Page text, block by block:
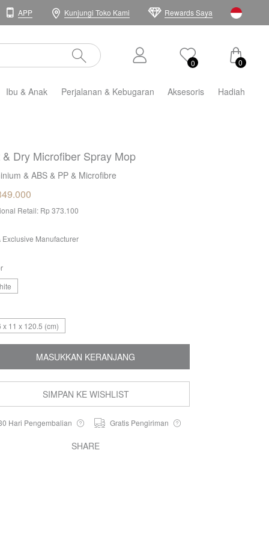
APP Kunjungi Toko Kami Rewards Saya
0 0
Ibu & Anak Perjalanan & Kebugaran Aksesoris Hadiah
& Dry Microfiber Spray Mop
& ABS & PP & Microfibre
Retail: Rp 373.100
Exclusive Manufacturer
x 11 x 120.5 (cm)
MASUKKAN KERANJANG
SIMPAN KE WISHLIST
Hari Pengembalian Gratis Pengiriman
SHARE